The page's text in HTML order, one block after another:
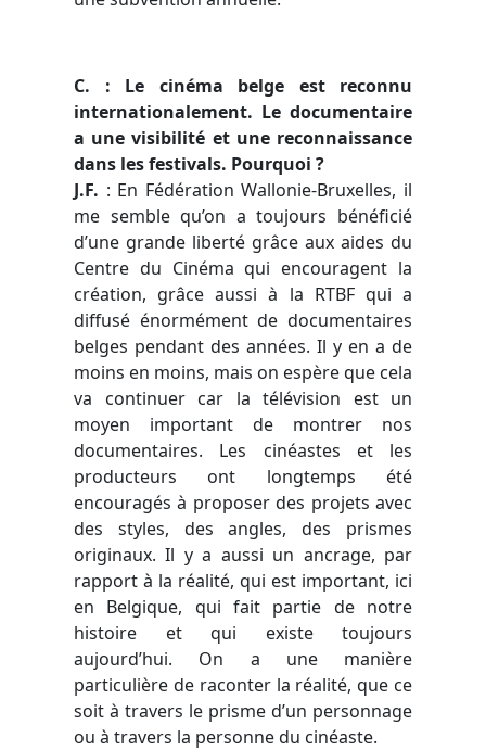
C. : Le cinéma belge est reconnu
internationalement. Le documentaire
a une visibilité et une reconnaissance
dans les festivals. Pourquoi ?
J.F. : En Fédération Wallonie-Bruxelles, il
me semble qu’on a toujours bénéficié
d’une grande liberté grâce aux aides du
Centre du Cinéma qui encouragent la
création, grâce aussi à la RTBF qui a
diffusé énormément de documentaires
belges pendant des années. Il y en a de
moins en moins, mais on espère que cela
va continuer car la télévision est un
moyen important de montrer nos
documentaires. Les cinéastes et les
producteurs ont longtemps été
encouragés à proposer des projets avec
des styles, des angles, des prismes
originaux. Il y a aussi un ancrage, par
rapport à la réalité, qui est important, ici
en Belgique, qui fait partie de notre
histoire et qui existe toujours
aujourd’hui. On a une manière
particulière de raconter la réalité, que ce
soit à travers le prisme d’un personnage
ou à travers la personne du cinéaste.